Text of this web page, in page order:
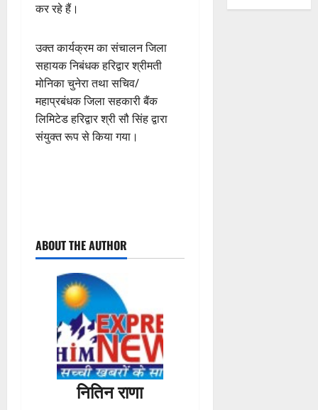
कर रहे हैं।
उक्त कार्यक्रम का संचालन जिला
सहायक निबंधक हरिद्वार श्रीमती
मोनिका चुनेरा तथा सचिव/
महाप्रबंधक जिला सहकारी बैंक
लिमिटेड हरिद्वार श्री सौ सिंह द्वारा
संयुक्त रूप से किया गया।
o
ABOUT THE AUTHOR
नितिन राणा